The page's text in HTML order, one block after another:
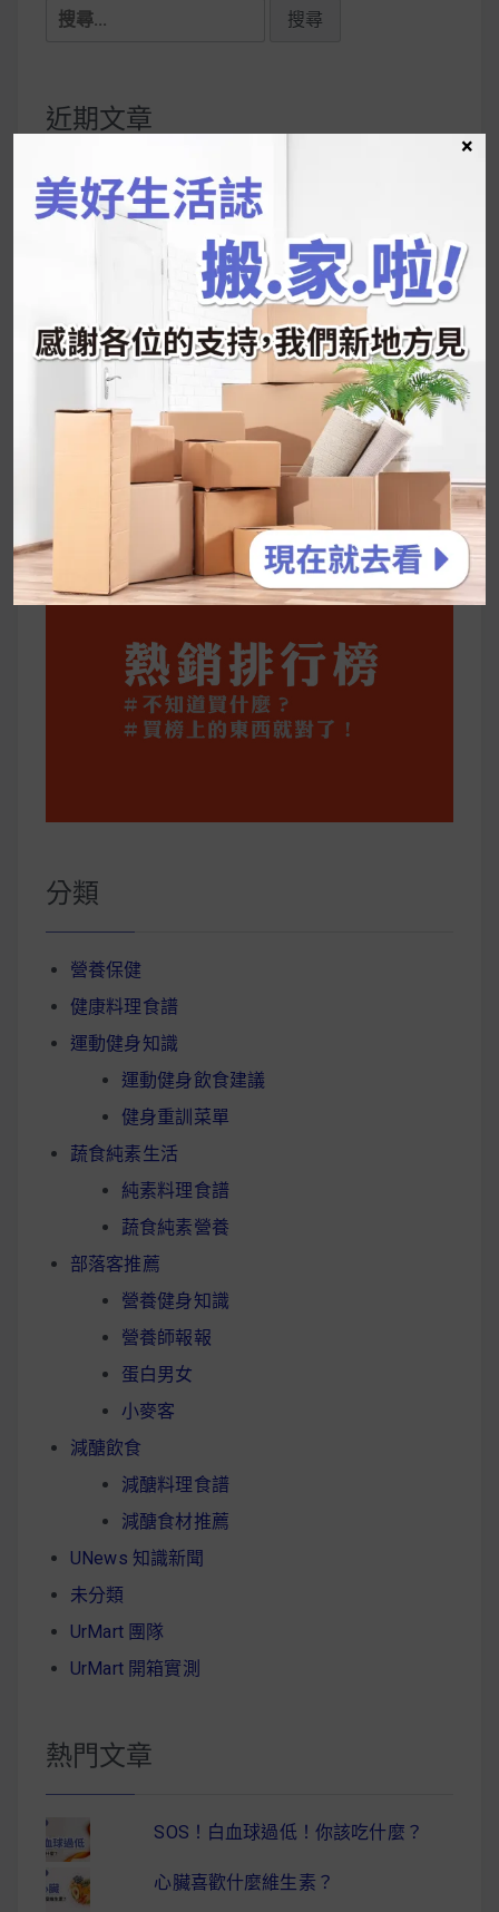
搜
鍵
字:
近期文章
韓國人為什麼不容易胖？
推的MZ Diet ！
好吃的蛋白點心還有好玩的運動小遊戲！今年過
年已經等不及帶這盒跟我的親戚、朋友們一起分
享～
2026 過年禮盒推薦｜五款百元健康伴手禮
停用猛健樂後會反彈嗎？作用解析＋停藥後體重
維持全攻略
公主營養師：飲食改變也是能快樂執行的！6 個
你一定要知道的技巧
分類
營養保健
健康料理食譜
運動健身知識
運動健身飲食建議
健身重訓菜單
蔬食純素生活
純素料理食譜
蔬食純素營養
部落客推薦
營養健身知識
營養師報報
蛋白男女
小麥客
減醣飲食
減醣料理食譜
減醣食材推薦
UNews 知識新聞
未分類
UrMart 團隊
UrMart 開箱實測
熱門文章
SOS！白血球過低！你該吃什麼？
心臟喜歡什麼維生素？
×